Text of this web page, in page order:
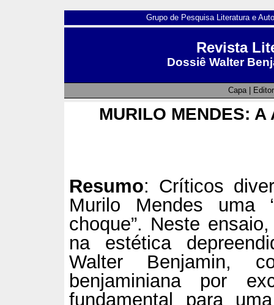
Grupo de Pesquisa Literatura e
Revista
Dossiê Walter
Capa|
MURILO MENDES:
Resumo: Críticos
Murilo Mendes uma
choque”. Neste
na estética
Walter Benjamin,
benjaminiana por
fundamental para